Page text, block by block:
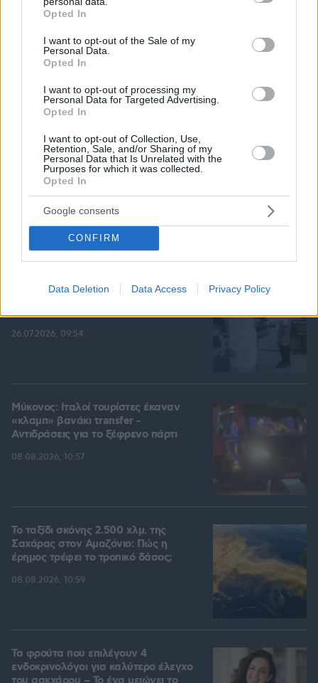
grant or deny consent to Google and its third-party tags to
use your data for below specified purposes in below Google
consent section.
Opted In
I want to opt-out of the Sale of my
Personal Data.
Opted In
I want to opt-out of processing my
Personal Data for Targeted Advertising.
Opted In
I want to opt-out of Collection, Use,
Retention, Sale, and/or Sharing of my
Personal Data that Is Unrelated with the
Purposes for which it was collected.
Opted In
Google consents
CONFIRM
Data Deletion Data Access Privacy Policy
Τα spa της ελληνικής φύσης: Παραλίες
με ιαματικά νερά στην Ελλάδα για
αναζωογονητικές βουτιές
08.08.2026, 13:41
Tα κυριακάτικα πρωινά, γίνονται
καλύτερα με efood market και Πρώτο
07.08.2026, 12:25
Επαγγελματική Εκπαίδευση &
Εξειδίκευση: Το Mοντέλο που σε Bάζει
στην Aγορά Eργασίας
26.07.2026, 09:54
Μύκονος: Ιταλοί τουρίστες έκαναν
«κλαμπ» βανάκι transfer -
Αντιδράσεις για το ξέφρενο πάρτι
08.08.2026, 10:57
Το ταξίδι σκόνης 2.500 χλμ. της
Σαχάρας στον Αμαζόνιο: Πώς η
έρημος τρέφει το τροπικό δάσος;
08.08.2026, 10:59
Τα φρούτα που επιλέγουν 4
ενδοκρινολόγοι για καλύτερο έλεγχο